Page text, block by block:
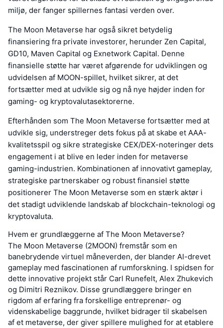
miljø, der fanger spillernes fantasi verden over.
The Moon Metaverse har også sikret betydelig
finansiering fra private investorer, herunder Zen Capital,
GD10, Maven Capital og Exnetwork Capital. Denne
finansielle støtte har været afgørende for udviklingen og
udvidelsen af MOON-spillet, hvilket sikrer, at det
fortsætter med at udvikle sig og nå nye højder inden for
gaming- og kryptovalutasektorerne.
Efterhånden som The Moon Metaverse fortsætter med at
udvikle sig, understreger dets fokus på at skabe et AAA-
kvalitetsspil og sikre strategiske CEX/DEX-noteringer dets
engagement i at blive en leder inden for metaverse
gaming-industrien. Kombinationen af innovativt gameplay,
strategiske partnerskaber og robust finansiel støtte
positionerer The Moon Metaverse som en stærk aktør i
det stadigt udviklende landskab af blockchain-teknologi og
kryptovaluta.
Hvem er grundlæggerne af The Moon Metaverse?
The Moon Metaverse (2MOON) fremstår som en
banebrydende virtuel måneverden, der blander AI-drevet
gameplay med fascinationen af rumforskning. I spidsen for
dette innovative projekt står Carl Runefelt, Alex Zhukevich
og Dimitri Reznikov. Disse grundlæggere bringer en
rigdom af erfaring fra forskellige entreprenør- og
videnskabelige baggrunde, hvilket bidrager til skabelsen
af et metaverse, der giver spillere mulighed for at etablere